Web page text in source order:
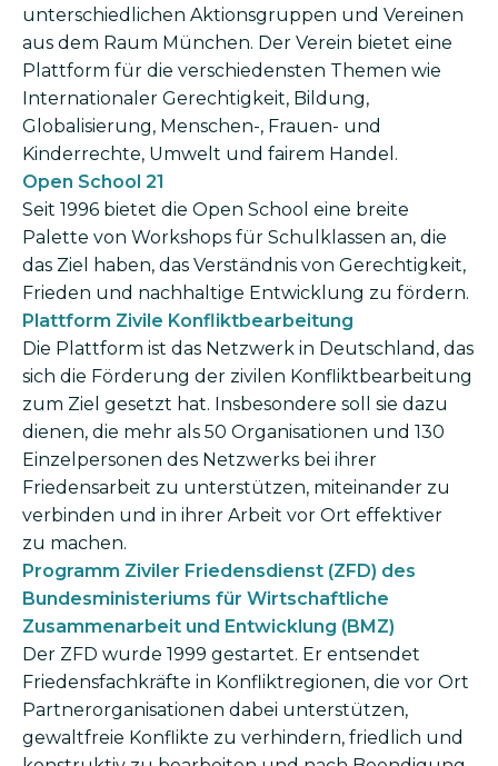
unterschiedlichen Aktionsgruppen und Vereinen
aus dem Raum München. Der Verein bietet eine
Plattform für die verschiedensten Themen wie
Internationaler Gerechtigkeit, Bildung,
Globalisierung, Menschen-, Frauen- und
Kinderrechte, Umwelt und fairem Handel.
Open School 21
Seit 1996 bietet die Open School eine breite
Palette von Workshops für Schulklassen an, die
das Ziel haben, das Verständnis von Gerechtigkeit,
Frieden und nachhaltige Entwicklung zu fördern.
Plattform Zivile Konfliktbearbeitung
Die Plattform ist das Netzwerk in Deutschland, das
sich die Förderung der zivilen Konfliktbearbeitung
zum Ziel gesetzt hat. Insbesondere soll sie dazu
dienen, die mehr als 50 Organisationen und 130
Einzelpersonen des Netzwerks bei ihrer
Friedensarbeit zu unterstützen, miteinander zu
verbinden und in ihrer Arbeit vor Ort effektiver
zu machen.
Programm Ziviler Friedensdienst (ZFD) des
Bundesministeriums für Wirtschaftliche
Zusammenarbeit und Entwicklung (BMZ)
Der ZFD wurde 1999 gestartet. Er entsendet
Friedensfachkräfte in Konfliktregionen, die vor Ort
Partnerorganisationen dabei unterstützen,
gewaltfreie Konflikte zu verhindern, friedlich und